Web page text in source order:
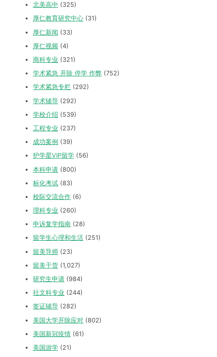
北美高中 (325)
厚仁教育研究中心 (31)
厚仁新闻 (33)
厚仁视频 (4)
商科专业 (321)
学术紧急 开除 停学 作弊 (752)
学术紧急专栏 (292)
学术辅导 (292)
学校介绍 (539)
工程专业 (237)
成功案例 (39)
护学星VIP留学 (56)
本科申请 (800)
标化考试 (83)
校际交流合作 (6)
理科专业 (260)
申诉复学指南 (28)
留学生心理和生活 (251)
留美导师 (23)
留美干货 (1,027)
研究生申请 (984)
社文科专业 (244)
签证辅导 (282)
美国大学开除应对 (802)
美国新冠疫情 (61)
美国游学 (21)